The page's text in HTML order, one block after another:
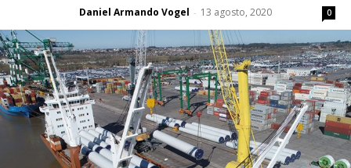
Daniel Armando Vogel - 13 agosto, 2020 0